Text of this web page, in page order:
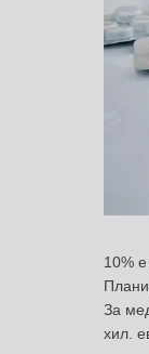
10%
За
хил.